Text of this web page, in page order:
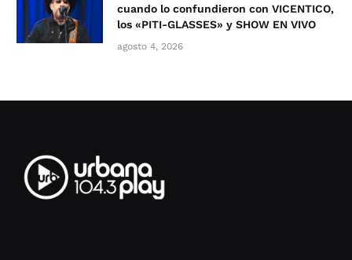
cuando lo confundieron con VICENTICO,
los «PITI-GLASSES» y SHOW EN VIVO
agosto 4, 2026